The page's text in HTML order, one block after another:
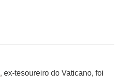
, ex-tesoureiro do Vaticano, foi